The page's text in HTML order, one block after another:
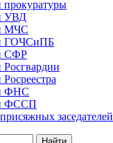
прокуратуры
УВД
МЧС
ГОЧСиПБ
СФР
ФНС
ФССП
заседателей